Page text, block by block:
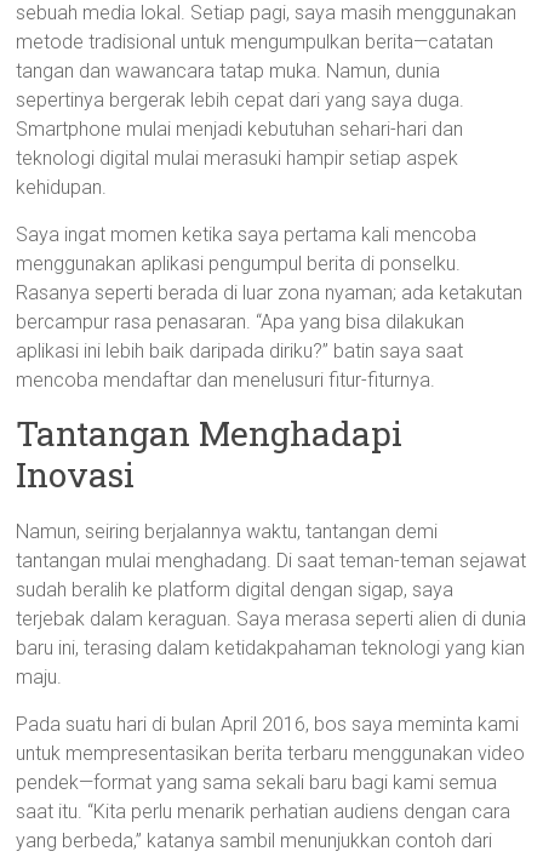
sebuah media lokal. Setiap pagi, saya masih menggunakan
metode tradisional untuk mengumpulkan berita—catatan
tangan dan wawancara tatap muka. Namun, dunia
sepertinya bergerak lebih cepat dari yang saya duga.
Smartphone mulai menjadi kebutuhan sehari-hari dan
teknologi digital mulai merasuki hampir setiap aspek
kehidupan.
Saya ingat momen ketika saya pertama kali mencoba
menggunakan aplikasi pengumpul berita di ponselku.
Rasanya seperti berada di luar zona nyaman; ada ketakutan
bercampur rasa penasaran. “Apa yang bisa dilakukan
aplikasi ini lebih baik daripada diriku?” batin saya saat
mencoba mendaftar dan menelusuri fitur-fiturnya.
Tantangan Menghadapi
Inovasi
Namun, seiring berjalannya waktu, tantangan demi
tantangan mulai menghadang. Di saat teman-teman sejawat
sudah beralih ke platform digital dengan sigap, saya
terjebak dalam keraguan. Saya merasa seperti alien di dunia
baru ini, terasing dalam ketidakpahaman teknologi yang kian
maju.
Pada suatu hari di bulan April 2016, bos saya meminta kami
untuk mempresentasikan berita terbaru menggunakan video
pendek—format yang sama sekali baru bagi kami semua
saat itu. “Kita perlu menarik perhatian audiens dengan cara
yang berbeda,” katanya sambil menunjukkan contoh dari